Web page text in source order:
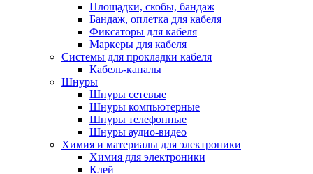
Площадки, скобы, бандаж
Бандаж, оплетка для кабеля
Фиксаторы для кабеля
Маркеры для кабеля
Системы для прокладки кабеля
Кабель-каналы
Шнуры
Шнуры сетевые
Шнуры компьютерные
Шнуры телефонные
Шнуры аудио-видео
Химия и материалы для электроники
Химия для электроники
Клей